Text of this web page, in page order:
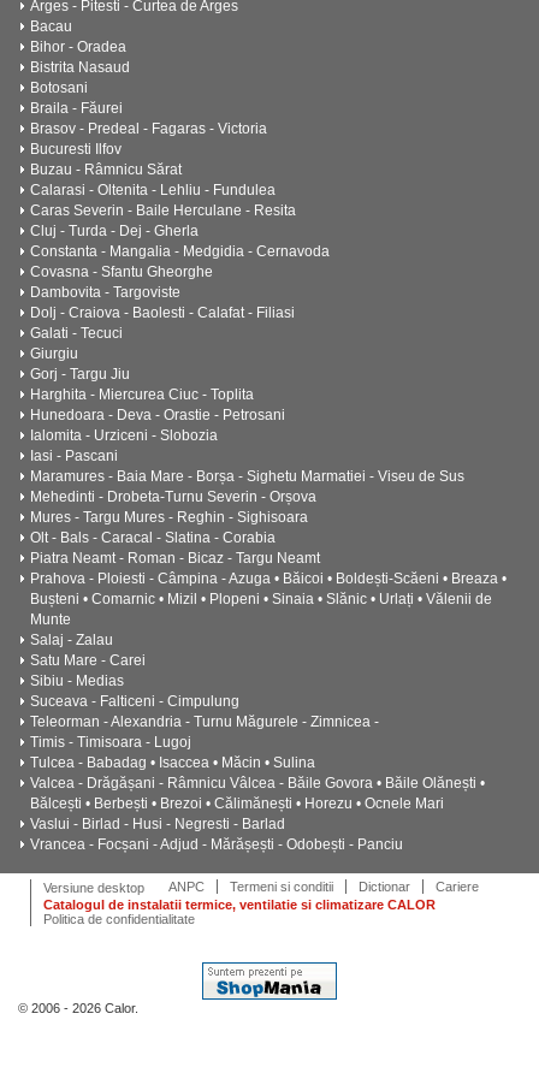
Arges - Pitesti - Curtea de Arges
Bacau
Bihor - Oradea
Bistrita Nasaud
Botosani
Braila - Făurei
Brasov - Predeal - Fagaras - Victoria
Bucuresti Ilfov
Buzau - Râmnicu Sărat
Calarasi - Oltenita - Lehliu - Fundulea
Caras Severin - Baile Herculane - Resita
Cluj - Turda - Dej - Gherla
Constanta - Mangalia - Medgidia - Cernavoda
Covasna - Sfantu Gheorghe
Dambovita - Targoviste
Dolj - Craiova - Baolesti - Calafat - Filiasi
Galati - Tecuci
Giurgiu
Gorj - Targu Jiu
Harghita - Miercurea Ciuc - Toplita
Hunedoara - Deva - Orastie - Petrosani
Ialomita - Urziceni - Slobozia
Iasi - Pascani
Maramures - Baia Mare - Borșa - Sighetu Marmatiei - Viseu de Sus
Mehedinti - Drobeta-Turnu Severin - Orșova
Mures - Targu Mures - Reghin - Sighisoara
Olt - Bals - Caracal - Slatina - Corabia
Piatra Neamt - Roman - Bicaz - Targu Neamt
Prahova - Ploiesti - Câmpina - Azuga • Băicoi • Boldești-Scăeni • Breaza •
Bușteni • Comarnic • Mizil • Plopeni • Sinaia • Slănic • Urlați • Vălenii de
Munte
Salaj - Zalau
Satu Mare - Carei
Sibiu - Medias
Suceava - Falticeni - Cimpulung
Teleorman - Alexandria - Turnu Măgurele - Zimnicea -
Timis - Timisoara - Lugoj
Tulcea - Babadag • Isaccea • Măcin • Sulina
Valcea - Drăgășani - Râmnicu Vâlcea - Băile Govora • Băile Olănești •
Bălcești • Berbești • Brezoi • Călimănești • Horezu • Ocnele Mari
Vaslui - Birlad - Husi - Negresti - Barlad
Vrancea - Focșani - Adjud - Mărășești - Odobești - Panciu
Versiune desktop ANPC Termeni si conditii Dictionar
Cariere
Catalogul de instalatii termice, ventilatie si climatizare CALOR
Politica de confidentialitate
© 2006 - 2026 Calor.